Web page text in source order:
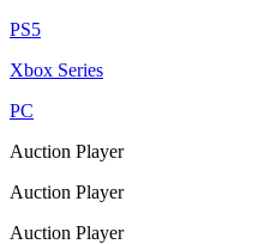
PS5
Xbox Series
PC
Auction Player
Auction Player
Auction Player